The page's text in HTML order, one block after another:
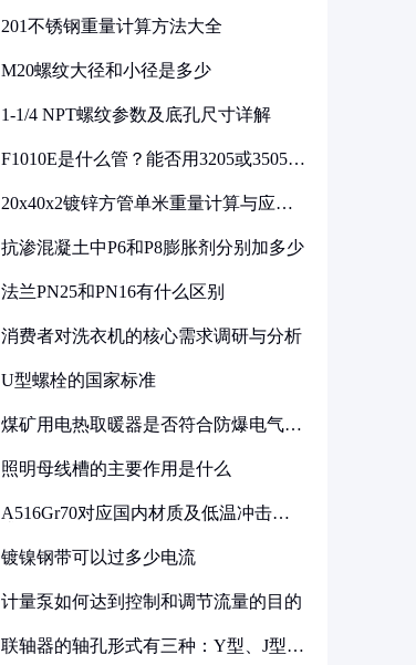
201不锈钢重量计算方法大全
M20螺纹大径和小径是多少
1-1/4 NPT螺纹参数及底孔尺寸详解
F1010E是什么管？能否用3205或3505代
20x40x2镀锌方管单米重量计算与应用
抗渗混凝土中P6和P8膨胀剂分别加多少
法兰PN25和PN16有什么区别
消费者对洗衣机的核心需求调研与分析
U型螺栓的国家标准
煤矿用电热取暖器是否符合防爆电气设
照明母线槽的主要作用是什么
A516Gr70对应国内材质及低温冲击要
镀镍钢带可以过多少电流
计量泵如何达到控制和调节流量的目的
联轴器的轴孔形式有三种：Y型、J型、